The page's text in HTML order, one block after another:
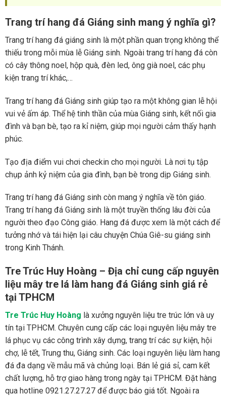
Trang trí hang đá Giáng sinh mang ý nghĩa gì?
Trang trí hang đá giáng sinh là một phần quan trọng không thể
thiếu trong mỗi mùa lễ Giáng sinh. Ngoài trang trí hang đá còn
có cây thông noel, hộp quà, đèn led, ông già noel, các phụ
kiện trang trí khác,…
Trang trí hang đá Giáng sinh giúp tạo ra một không gian lễ hội
vui vẻ ấm áp. Thể hệ tinh thần của mùa Giáng sinh, kết nối gia
đình và bạn bè, tạo ra kỉ niệm, giúp mọi người cảm thấy hạnh
phúc.
Tạo địa điểm vui chơi checkin cho mọi người. Là nơi tụ tập
chụp ảnh kỷ niệm của gia đình, bạn bè trong dịp Giáng sinh.
Trang trí hang đá Giáng sinh còn mang ý nghĩa về tôn giáo.
Trang trí hang đá Giáng sinh là một truyền thống lâu đời của
người theo đạo Công giáo. Hang đá được xem là một cách để
tưởng nhớ và tái hiện lại câu chuyện Chúa Giê-su giáng sinh
trong Kinh Thánh.
Tre Trúc Huy Hoàng – Địa chỉ cung cấp nguyên
liệu mây tre lá làm hang đá Giáng sinh giá rẻ
tại TPHCM
Tre Trúc Huy Hoàng là xưởng nguyên liệu tre trúc lớn và uy
tín tại TPHCM. Chuyên cung cấp các loại nguyên liệu mây tre
lá phục vụ các công trình xây dựng, trang trí các sự kiện, hội
chợ, lễ tết, Trung thu, Giáng sinh. Các loại nguyên liệu làm hang
đá đa dạng về mẫu mã và chủng loại. Bán lẻ giá sỉ, cam kết
chất lượng, hỗ trợ giao hàng trong ngày tại TPHCM. Đặt hàng
qua hotline 0921.27.27.27 để được báo giá tốt. Ngoài ra